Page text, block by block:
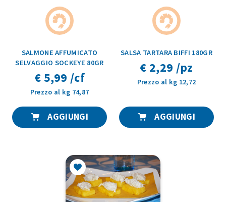
SALMONE AFFUMICATO
SELVAGGIO SOCKEYE 80GR
€ 5,99 /cf
Prezzo al kg 74,87
AGGIUNGI
SALSA TARTARA BIFFI 180GR
€ 2,29 /pz
Prezzo al kg 12,72
AGGIUNGI